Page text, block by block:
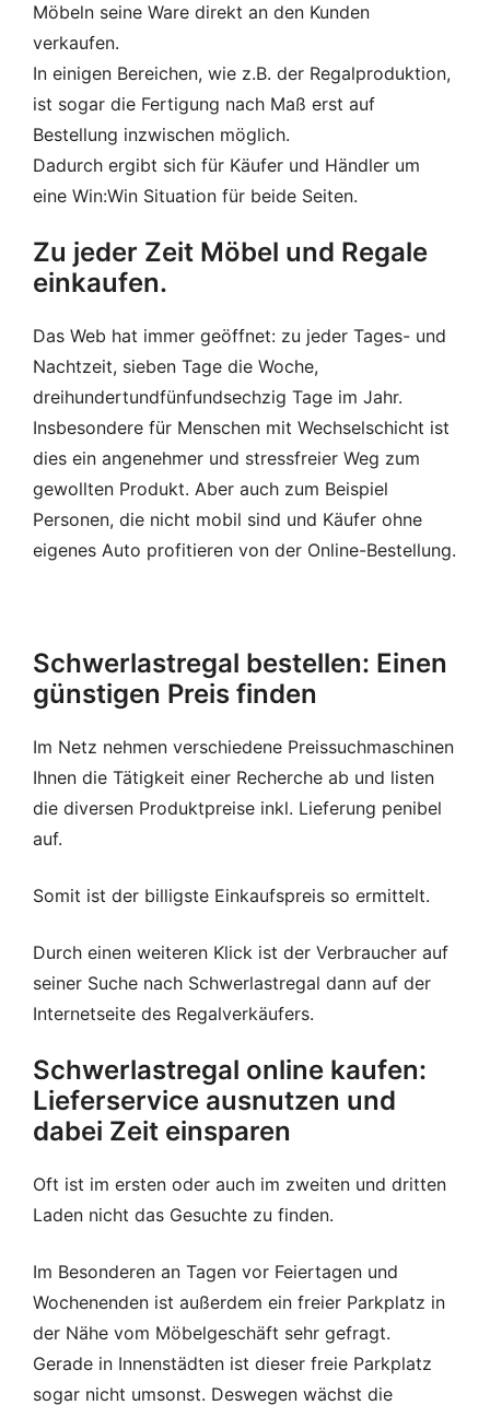
Möbeln seine Ware direkt an den Kunden
verkaufen.
In einigen Bereichen, wie z.B. der Regalproduktion,
ist sogar die Fertigung nach Maß erst auf
Bestellung inzwischen möglich.
Dadurch ergibt sich für Käufer und Händler um
eine Win:Win Situation für beide Seiten.
Zu jeder Zeit Möbel und Regale
einkaufen.
Das Web hat immer geöffnet: zu jeder Tages- und
Nachtzeit, sieben Tage die Woche,
dreihundertundfünfundsechzig Tage im Jahr.
Insbesondere für Menschen mit Wechselschicht ist
dies ein angenehmer und stressfreier Weg zum
gewollten Produkt. Aber auch zum Beispiel
Personen, die nicht mobil sind und Käufer ohne
eigenes Auto profitieren von der Online-Bestellung.
Schwerlastregal bestellen: Einen
günstigen Preis finden
Im Netz nehmen verschiedene Preissuchmaschinen
Ihnen die Tätigkeit einer Recherche ab und listen
die diversen Produktpreise inkl. Lieferung penibel
auf.
Somit ist der billigste Einkaufspreis so ermittelt.
Durch einen weiteren Klick ist der Verbraucher auf
seiner Suche nach Schwerlastregal dann auf der
Internetseite des Regalverkäufers.
Schwerlastregal online kaufen:
Lieferservice ausnutzen und
dabei Zeit einsparen
Oft ist im ersten oder auch im zweiten und dritten
Laden nicht das Gesuchte zu finden.
Im Besonderen an Tagen vor Feiertagen und
Wochenenden ist außerdem ein freier Parkplatz in
der Nähe vom Möbelgeschäft sehr gefragt.
Gerade in Innenstädten ist dieser freie Parkplatz
sogar nicht umsonst. Deswegen wächst die